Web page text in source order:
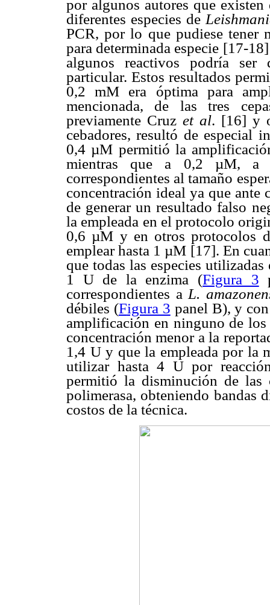
por algunos autores que
diferentes especies de
PCR, por lo que pudiese tener
para determinada especie [17-
algunos reactivos podría ser
particular. Estos resultados
0,2 mM era óptima para
mencionada, de las tres
previamente Cruz et al. [16] y
cebadores, resultó de especial
0,4 µM permitió la
mientras que a 0,2 µM, a
correspondientes al tamaño
concentración ideal ya que ante
de generar un resultado falso
la empleada en el protocolo
0,6 µM y en otros protocolos
emplear hasta 1 µM [17]. En
que todas las especies
1 U de la enzima (Figura 3
correspondientes a L.
débiles (Figura 3 panel B), y
amplificación en ninguno de los
concentración menor a la
1,4 U y que la empleada por la
utilizar hasta 4 U por
permitió la disminución de las
polimerasa, obteniendo bandas
costos de la técnica.